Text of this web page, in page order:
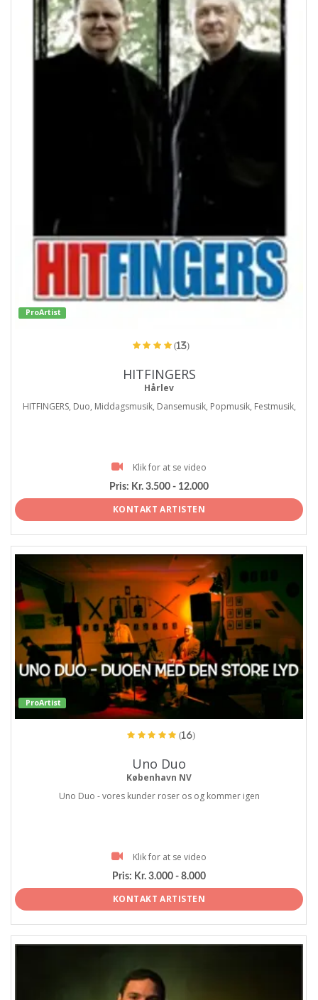
ProArtist
(13)
HITFINGERS
Hårlev
HITFINGERS, Duo, Middagsmusik, Dansemusik, Popmusik, Festmusik,
Klik for at se video
Pris: Kr. 3.500 - 12.000
KONTAKT ARTISTEN
ProArtist
(16)
Uno Duo
København NV
Uno Duo - vores kunder roser os og kommer igen
Klik for at se video
Pris: Kr. 3.000 - 8.000
KONTAKT ARTISTEN